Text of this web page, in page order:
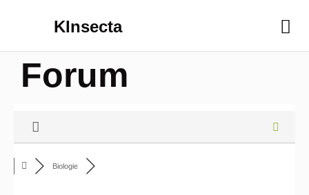
KInsecta
Forum
Biologie